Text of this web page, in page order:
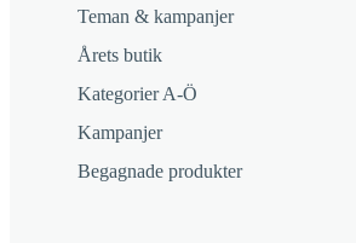
Teman & kampanjer
Årets butik
Kategorier A-Ö
Kampanjer
Begagnade produkter